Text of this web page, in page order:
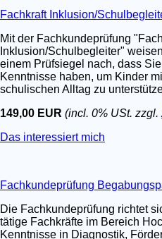
Fachkraft Inklusion/
Mit der Fachkundeprüfung
Inklusion/Schulbegleiter"
einem Prüfsiegel nach, dass
Kenntnisse haben, um Kinder
schulischen Alltag zu
149,00 EUR (incl. 0% USt. zzgl.
Das interessiert mich
Fachkundeprüfung
Die Fachkundeprüfung richtet
tätige Fachkräfte im Bereich
Kenntnisse in Diagnostik,